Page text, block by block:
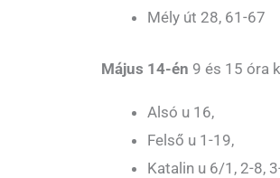
Mély út 28, 61-67
Május 14-én 9 és 15 óra
Alsó u 16,
Felső u 1-19,
Katalin u 6/1, 2-8,